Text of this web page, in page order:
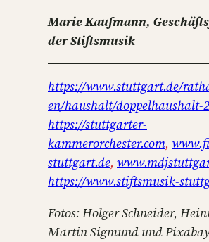
Marie Kaufmann,
der Stiftsmusik
https://www.stuttgart.de/
en/haushalt/doppelhaushalt-
https://stuttgarter-
kammerorchester.com,
stuttgart.de,
https://www.stiftsmusik-
Fotos: Holger Schneider,
Martin Sigmund und